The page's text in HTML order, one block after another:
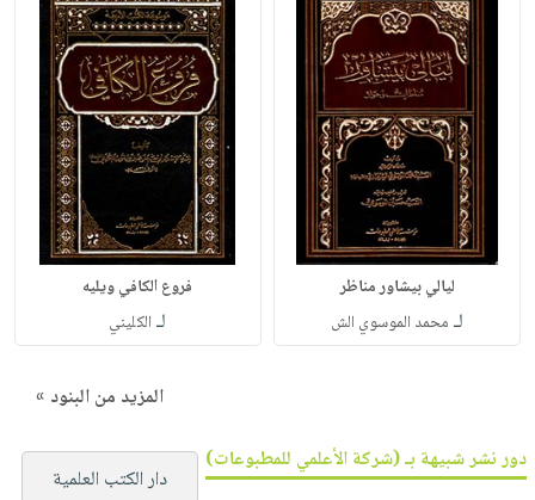
ليالي بيشاور مناظر
لـ محمد الموسوي الش
فروع الكافي ويليه
لـ الكليني
المزيد من البنود »
دور نشر شبيهة بـ (شركة الأعلمي للمطبوعات)
دار الكتب العلمية